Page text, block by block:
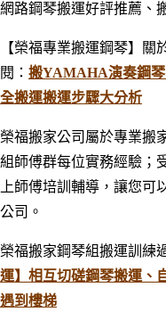
網路鋼琴搬運好評推薦、
【榮福專業搬運鋼琴】
閱： 搬YAMAHA演奏鋼
全搬運搬運步驟大分析
榮福搬家公司屬於專業搬
組師傅群每位實務經驗；
上師傅培訓輔導，讓您
公司。
榮福搬家鋼琴組搬運訓練
運】相互切磋鋼琴搬運、
遇到樓梯